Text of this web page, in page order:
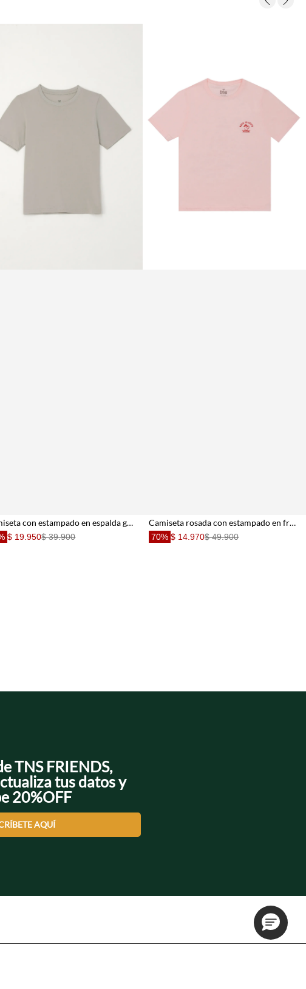
Camiseta con estampado en espalda gris para niño
$ 19.950$ 39.900
Camiseta rosada con estampado en frente y espalda para niño
70% $ 14.970$ 49.900
TNS FRIENDS,
tus datos y
20%OFF
AQUÍ